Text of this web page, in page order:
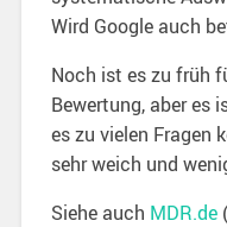
Wird Google auch
Noch ist es zu früh
Bewertung, aber es
es zu vielen Fragen
sehr weich und
Siehe auch MDR.de